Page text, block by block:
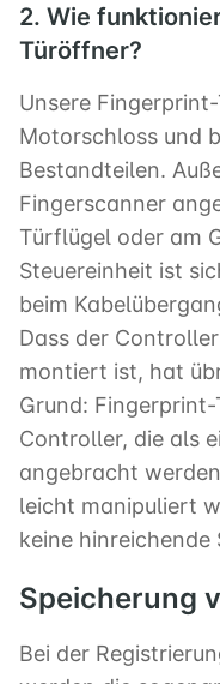
2. Wie
Türöffner?
Unsere
Motorschloss und
Bestandteilen.
Fingerscanner
Türflügel oder am
Steuereinheit ist
beim
Dass der
montiert ist, hat
Grund:
Controller, die als
angebracht
leicht manipuliert
keine hinreichende
Speicherung
Bei der